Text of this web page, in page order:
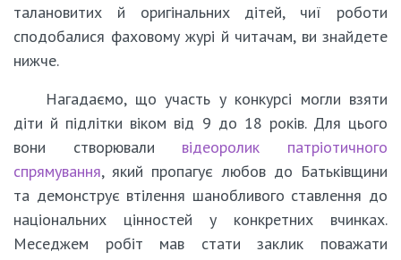
талановитих й оригінальних дітей, чиї роботи
сподобалися фаховому журі й читачам, ви знайдете
нижче.
Нагадаємо, що участь у конкурсі могли взяти
діти й підлітки віком від 9 до 18 років. Для цього
вони створювали відеоролик патріотичного
спрямування, який пропагує любов до Батьківщини
та демонструє втілення шанобливого ставлення до
національних цінностей у конкретних вчинках.
Меседжем робіт мав стати заклик поважати